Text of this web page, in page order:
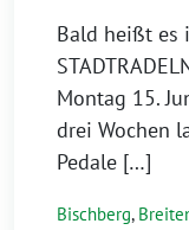
30.
April
2026
Bald heißt es
Montag 15.
drei Wochen
Pedale […]
Bischberg,